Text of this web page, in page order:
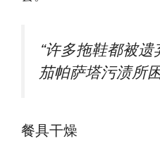
“许多拖鞋都被
茄帕萨塔污渍所
餐具干燥